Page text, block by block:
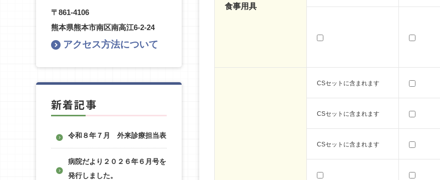
食事用具
CSセットに含まれます
CSセットに含まれます
CSセットに含まれます
〒861-4106
熊本県熊本市南区南高江6-2-24
アクセス方法について
新着記事
令和８年７月 外来診療担当表
病院だより２０２６年６月号を
発行しました。